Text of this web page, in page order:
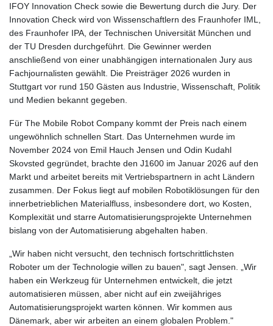
IFOY Innovation Check sowie die Bewertung durch die Jury. Der
Innovation Check wird von Wissenschaftlern des Fraunhofer IML,
des Fraunhofer IPA, der Technischen Universität München und
der TU Dresden durchgeführt. Die Gewinner werden
anschließend von einer unabhängigen internationalen Jury aus
Fachjournalisten gewählt. Die Preisträger 2026 wurden in
Stuttgart vor rund 150 Gästen aus Industrie, Wissenschaft, Politik
und Medien bekannt gegeben.
Für The Mobile Robot Company kommt der Preis nach einem
ungewöhnlich schnellen Start. Das Unternehmen wurde im
November 2024 von Emil Hauch Jensen und Odin Kudahl
Skovsted gegründet, brachte den J1600 im Januar 2026 auf den
Markt und arbeitet bereits mit Vertriebspartnern in acht Ländern
zusammen. Der Fokus liegt auf mobilen Robotiklösungen für den
innerbetrieblichen Materialfluss, insbesondere dort, wo Kosten,
Komplexität und starre Automatisierungsprojekte Unternehmen
bislang von der Automatisierung abgehalten haben.
„Wir haben nicht versucht, den technisch fortschrittlichsten
Roboter um der Technologie willen zu bauen", sagt Jensen. „Wir
haben ein Werkzeug für Unternehmen entwickelt, die jetzt
automatisieren müssen, aber nicht auf ein zweijähriges
Automatisierungsprojekt warten können. Wir kommen aus
Dänemark, aber wir arbeiten an einem globalen Problem."